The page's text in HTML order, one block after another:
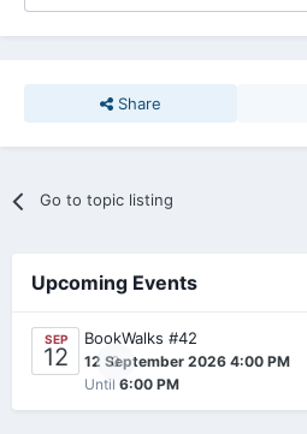
Share
Go to topic listing
Upcoming Events
SEP
12 0
BookWalks #42
12 September 2026 4:00 PM
Until 6:00 PM